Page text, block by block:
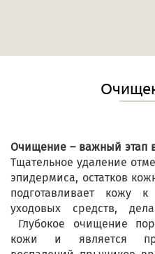
Очищение – важный этап
Тщательное удаление
эпидермиса, остатков
подготавливает кожу
уходовых средств,
Глубокое очищение
кожи и является